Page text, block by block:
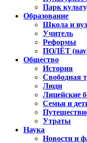
Парк
Образование
Школа и вуз
Учитель
Реформы
ПОЛЁТ
Общество
История
Свободная
Люди
Лицейские
Семья и
Утраты
Наука
Новости и